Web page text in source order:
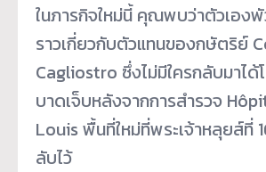
ในภารกิจใหม่นี้ คุณพบว่าตัวเอง
ราวเกี่ยวกับตัวแทนของกษัตริย์
Cagliostro ซึ่งไม่มีใครกลับมาได้
บาดเจ็บหลังจากการสำรวจ
Louis พื้นที่ใหม่ที่พระเจ้าหลุยส์ที่
ลับไว้